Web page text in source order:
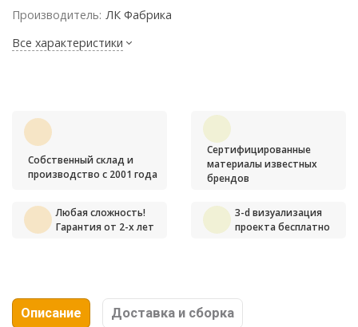
Производитель: ЛК Фабрика
Все характеристики
Собственный склад и
производство с 2001 года
Сертифицированные
материалы известных
брендов
Любая сложность!
Гарантия от 2-х лет
3-d визуализация
проекта бесплатно
Описание Доставка и сборка